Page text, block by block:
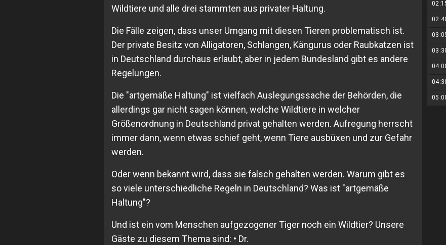
Wildtiere und alle drei stammten aus privater Haltung.
Die Fälle zeigen, dass unser Umgang mit diesen Tieren problematisch ist.
Der private Besitz von Alligatoren, Schlangen, Kängurus oder Raubkatzen ist
in Deutschland durchaus erlaubt, aber in jedem Bundesland gibt es andere
Regelungen.
Die "artgemäße Haltung" ist vielfach Auslegungssache der Behörden, die
allerdings gar nicht sagen können, welche Wildtiere in welcher
Größenordnung in Deutschland privat gehalten werden. Aufregung herrscht
immer dann, wenn etwas schief geht, wenn Tiere ausbüxen und zur Gefahr
werden.
Oder wenn bekannt wird, dass sie falsch gehalten werden. Warum gibt es
so viele unterschiedliche Regeln in Deutschland? Was ist "artgemäße
Haltung"?
Und ist ein vom Menschen aufgezogener Tiger noch ein Wildtier? Unsere
Gäste zu diesem Thema sind: • Dr.